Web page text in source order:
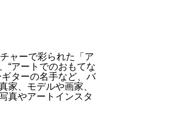
ャーで彩られた「ア
“アートでのおもてな
ターの名手など、バ
家、モデルや画家、
真やアートインスタ